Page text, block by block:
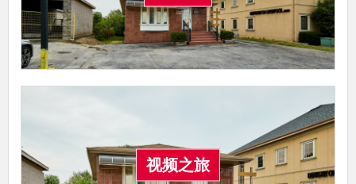
视频之旅